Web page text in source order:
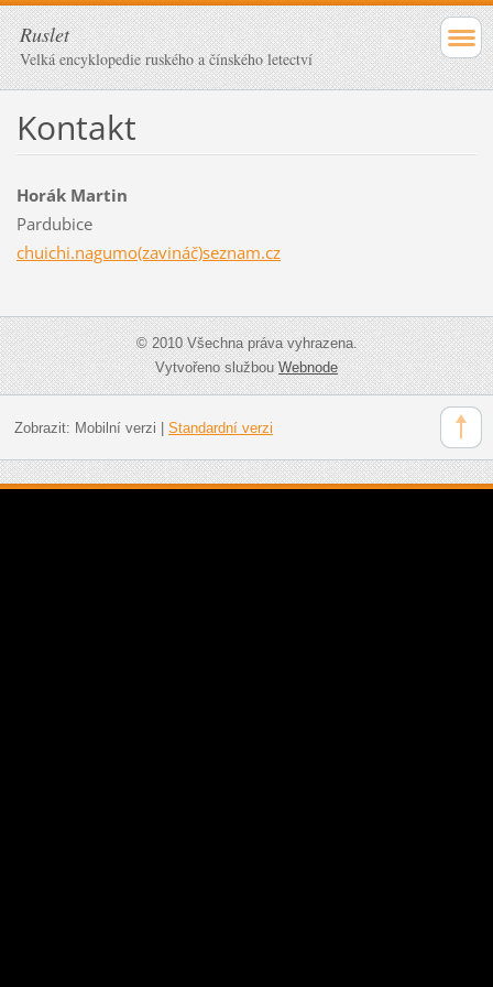
Ruslet
Velká encyklopedie ruského a čínského letectví
Kontakt
Horák Martin
Pardubice
chuichi.nagumo(zavináč)seznam.cz
© 2010 Všechna práva vyhrazena.
Vytvořeno službouWebnode
Zobrazit: Mobilní verzi Standardní verzi